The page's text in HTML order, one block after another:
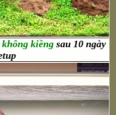
kiềngsau 10 ngày